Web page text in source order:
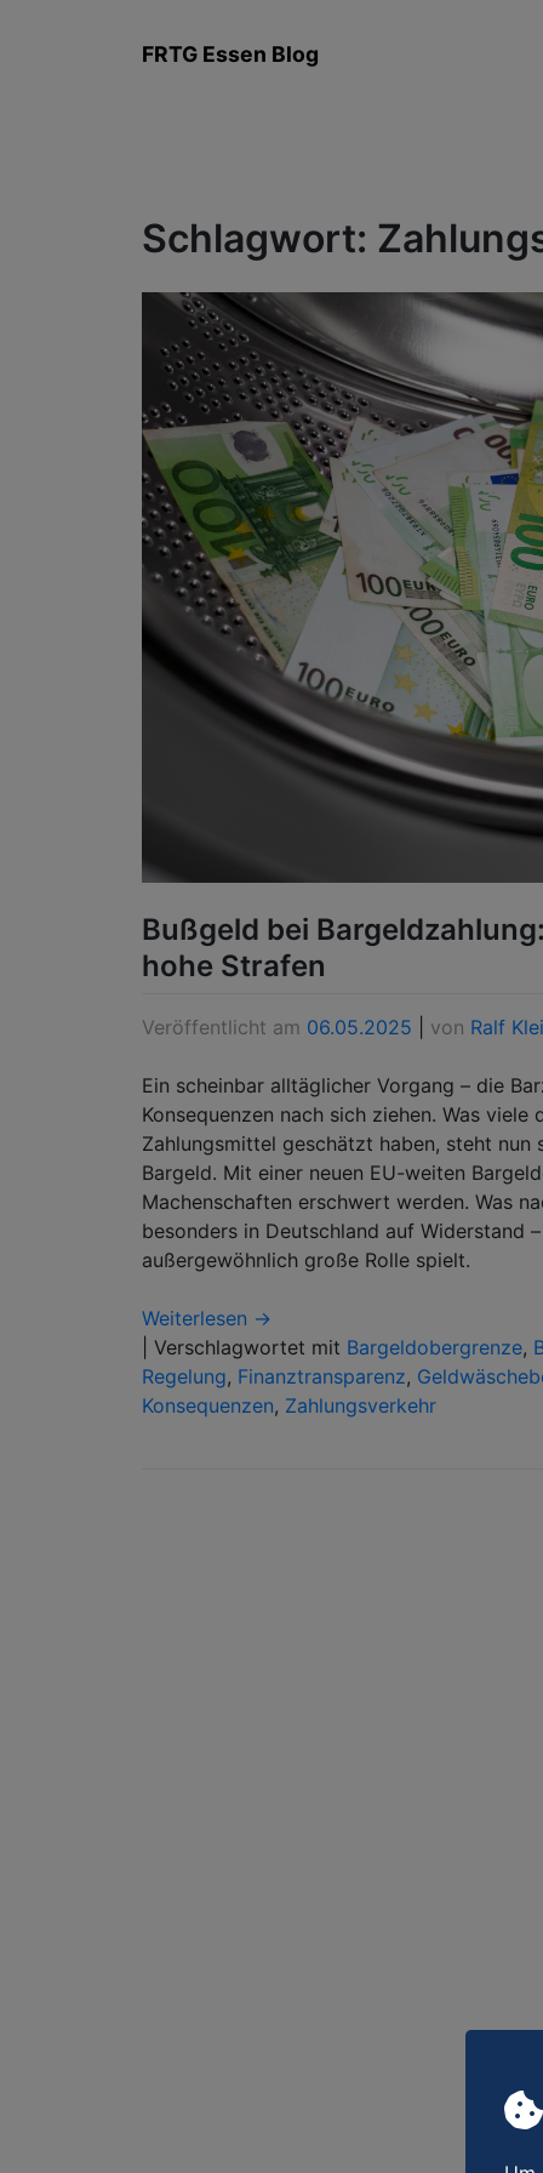
FRTG Essen Blog
Schlagwort:
Bußgeld bei
hohe Strafen
Veröffentlicht am 06.05.2025 von Ralf
Ein scheinbar alltäglicher Vorgang – die
Konsequenzen nach sich ziehen. Was
Zahlungsmittel geschätzt haben, steht nun
Bargeld. Mit einer neuen EU-weiten
Machenschaften erschwert werden. Was
besonders in Deutschland auf Widerstand
außergewöhnlich große Rolle spielt.
Weiterlesen →
Verschlagwortet mit Bargeldobergrenze,
Regelung, Finanztransparenz,
Konsequenzen, Zahlungsverkehr